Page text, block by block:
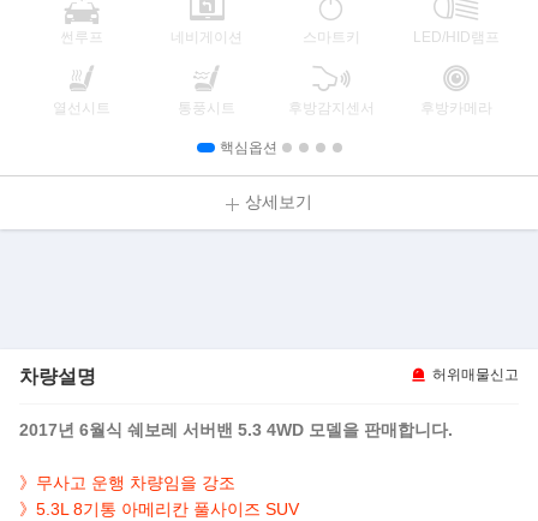
썬루프 네비게이션 스마트키 LED/HID램프
열선시트 통풍시트 후방감지센서 후방카메라
핵심옵션
상세보기
차량설명 허위매물신고
2017년 6월식 쉐보레 서버밴 5.3 4WD 모델을 판매합니다.
》무사고 운행 차량임을 강조
》5.3L 8기통 아메리칸 풀사이즈 SUV